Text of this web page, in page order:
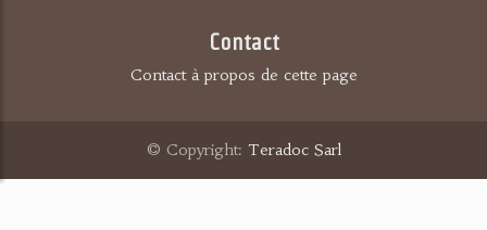
Contact
Contact à propos de cette page
© Copyright: Teradoc Sarl